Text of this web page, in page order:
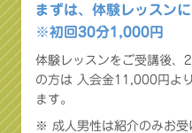
まずは、体験レッスン
※初回30分1,000円
体験レッスンをご受講後、
の方は 入会金11,000円よ
ます。
※ 成人男性は紹介のみお受